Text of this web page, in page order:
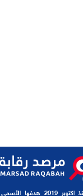
مرصد رقابة” منظمة وطنية